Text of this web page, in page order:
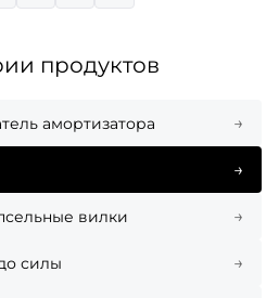
продуктов
амортизатора →
→
вилки →
силы →